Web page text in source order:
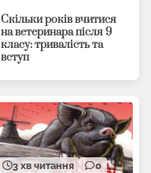
Скільки років вчитися
на ветеринара після 9
класу: тривалість та
вступ
3 хв читання 0